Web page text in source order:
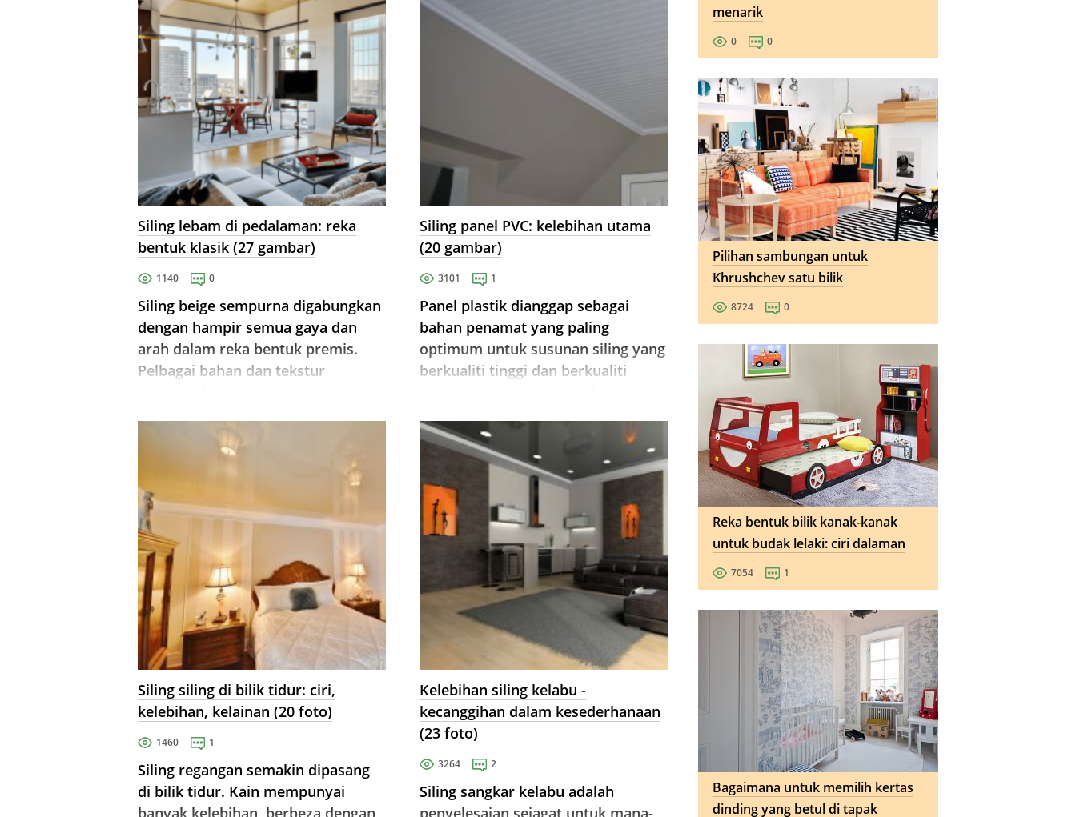
Siling lebam di pedalaman: reka
bentuk klasik (27 gambar)
1140 0
Siling beige sempurna digabungkan
dengan hampir semua gaya dan
arah dalam reka bentuk premis.
Pelbagai bahan dan tekstur
dengan saiz apa pun.
Siling panel PVC: kelebihan utama
(20 gambar)
3101 1
Panel plastik dianggap sebagai
bahan penamat yang paling
optimum untuk susunan siling yang
berkualiti tinggi dan berkualiti
hiasan yang diperolehi hasil
daripada pemasangan boleh
bersaing dengan ...
Siling siling di bilik tidur: ciri,
kelebihan, kelainan (20 foto)
1460 1
Siling regangan semakin dipasang
di bilik tidur. Kain mempunyai
Kelebihan siling kelabu -
kecanggihan dalam kesederhanaan
(23 foto)
3264 2
Siling sangkar kelabu adalah
menarik
0 0
Pilihan sambungan untuk
Khrushchev satu bilik
8724 0
Reka bentuk bilik kanak-kanak
untuk budak lelaki: ciri dalaman
7054 1
Bagaimana untuk memilih kertas
dinding yang betul di tapak